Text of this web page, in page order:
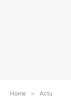
Home » Actu